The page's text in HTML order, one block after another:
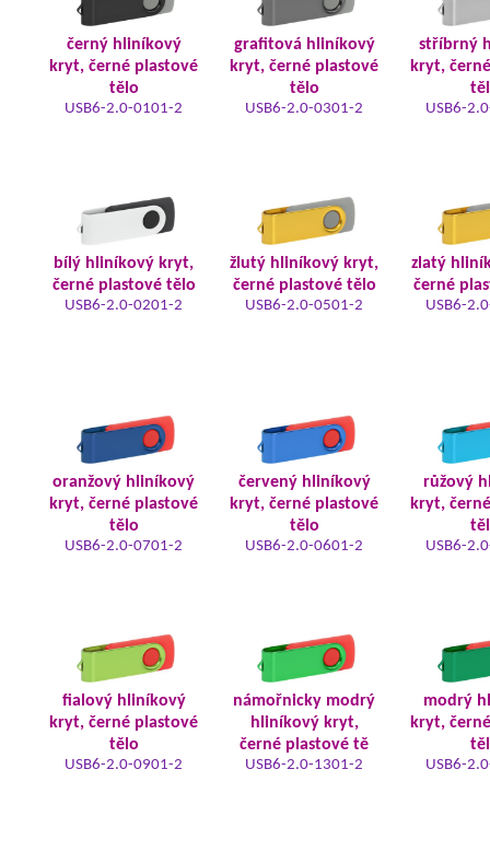
černý hliníkový
kryt, černé plastové
tělo
USB6-2.0-0101-2
grafitová hliníkový
kryt, černé plastové
tělo
USB6-2.0-0301-2
stříbrný
kryt,
USB6-
bílý hliníkový kryt,
černé plastové tělo
USB6-2.0-0201-2
žlutý hliníkový kryt,
černé plastové tělo
USB6-2.0-0501-2
zlatý
černé
USB6-
oranžový hliníkový
kryt, černé plastové
tělo
USB6-2.0-0701-2
červený hliníkový
kryt, černé plastové
tělo
USB6-2.0-0601-2
růžový
kryt,
USB6-
fialový hliníkový
kryt, černé plastové
tělo
USB6-2.0-0901-2
námořnicky modrý
hliníkový kryt,
černé plastové tě
USB6-2.0-1301-2
modrý
kryt,
USB6-